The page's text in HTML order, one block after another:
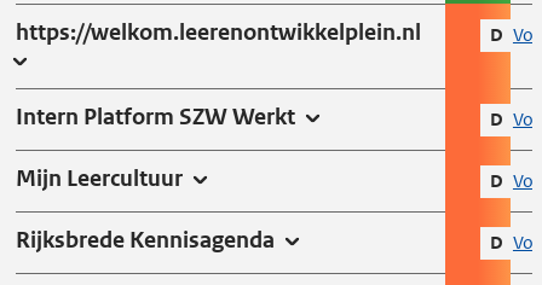
https://welkom.leerenontwikkelplein.nl D
Intern Platform SZW Werkt D
Mijn Leercultuur D
Rijksbrede Kennisagenda D